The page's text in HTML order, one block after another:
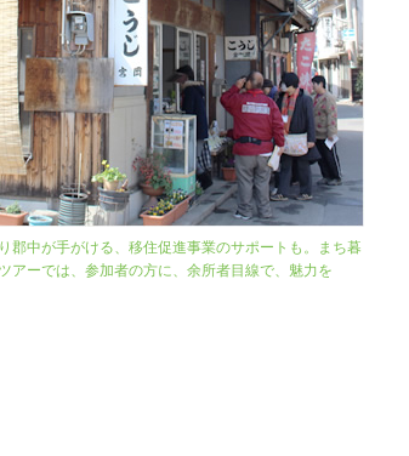
郡中が手がける、移住促進事業のサポートも。まち暮
アーでは、参加者の方に、余所者目線で、魅力を